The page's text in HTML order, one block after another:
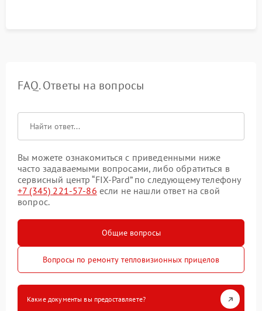
FAQ. Ответы на вопросы
Вы можете ознакомиться с приведенными ниже
часто задаваемыми вопросами, либо обратиться в
сервисный центр “FIX-Pard” по следующему телефону
+7 (345) 221-57-86 если не нашли ответ на свой
вопрос.
Общие вопросы
Вопросы по ремонту тепловизионных прицелов
Какие документы вы предоставляете?